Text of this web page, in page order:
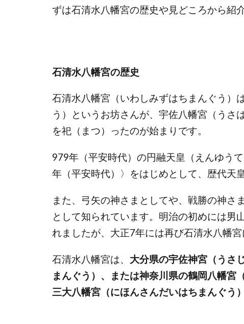
ずは石清水八幡宮の歴史や見どころから紹
石清水八幡宮の歴史
石清水八幡宮（いわしみずはちまんぐう）
う）というお坊さんが、宇佐八幡宮（うさ
を祀（まつ）ったのが始まりです。
979年（平安時代）の円融天皇（えんゆう
年（平安時代）〉をはじめとして、歴代天
また、弓矢の神さまとしてや、戦勝の神さ
として知られています。明治の初めには男
れましたが、大正7年には再び石清水八幡宮
石清水八幡宮は、 大分県の宇佐神宮（うさ
まんぐう）、または神奈川県の鶴岡八幡宮
三大八幡宮（にほんさんだいはちまんぐう）